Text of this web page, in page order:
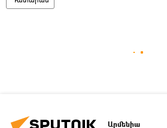
Արմենիա